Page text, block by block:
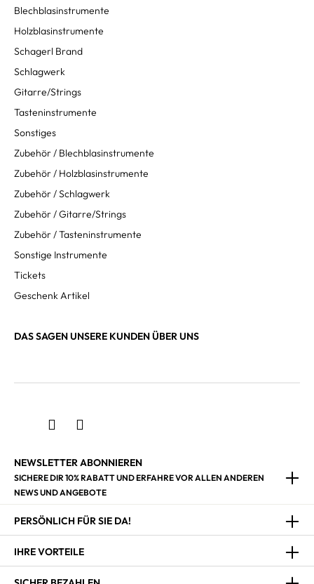
Blechblasinstrumente
Holzblasinstrumente
Schagerl Brand
Schlagwerk
Gitarre/Strings
Tasteninstrumente
Sonstiges
Zubehör / Blechblasinstrumente
Zubehör / Holzblasinstrumente
Zubehör / Schlagwerk
Zubehör / Gitarre/Strings
Zubehör / Tasteninstrumente
Sonstige Instrumente
Tickets
Geschenk Artikel
DAS SAGEN UNSERE KUNDEN ÜBER UNS
NEWSLETTER ABONNIEREN
SICHERE DIR 10% RABATT UND ERFAHRE VOR ALLEN ANDEREN
NEWS UND ANGEBOTE
PERSÖNLICH FÜR SIE DA!
IHRE VORTEILE